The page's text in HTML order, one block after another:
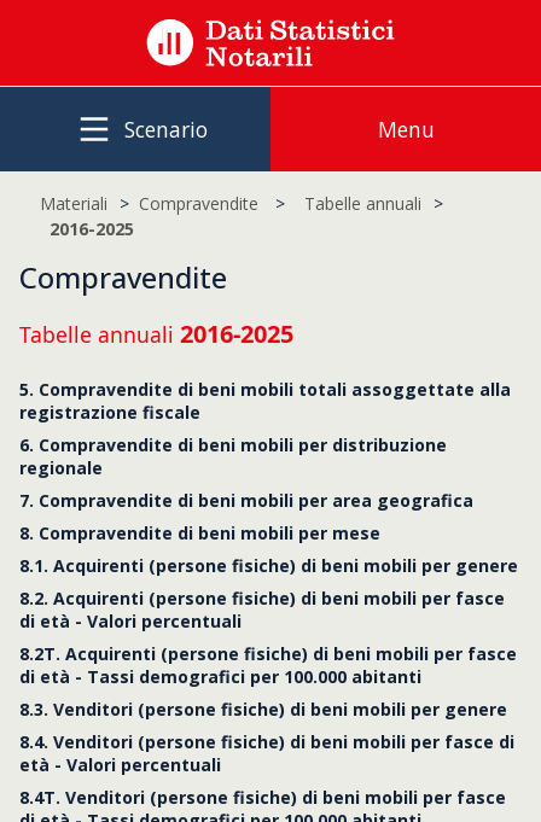
Scenario Menu
Materiali Compravendite
Tabelle annuali
2016-2025
Compravendite
Tabelle annuali 2016-2025
5. Compravendite di beni mobili totali assoggettate alla
registrazione fiscale
6. Compravendite di beni mobili per distribuzione
regionale
7. Compravendite di beni mobili per area geografica
8. Compravendite di beni mobili per mese
8.1. Acquirenti (persone fisiche) di beni mobili per genere
8.2. Acquirenti (persone fisiche) di beni mobili per fasce
di età - Valori percentuali
8.2T. Acquirenti (persone fisiche) di beni mobili per fasce
di età - Tassi demografici per 100.000 abitanti
8.3. Venditori (persone fisiche) di beni mobili per genere
8.4. Venditori (persone fisiche) di beni mobili per fasce di
età - Valori percentuali
8.4T. Venditori (persone fisiche) di beni mobili per fasce